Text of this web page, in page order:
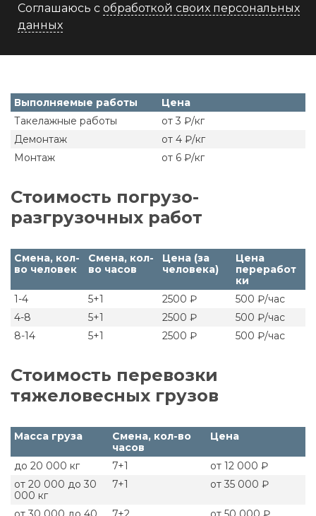
Соглашаюсь с обработкой своих персональных
данных
Выполняемые работы
Цена
Такелажные работы
от 3 ₽/кг
Демонтаж
от 4 ₽/кг
Монтаж
от 6 ₽/кг
Стоимость погрузо-
разгрузочных работ
Смена, кол-
во человек
Смена, кол-
во часов
Цена (за
человека)
Цена
переработ
ки
1-4
5+1 2500 ₽
500 ₽/час
4-8
5+1 2500 ₽
500 ₽/час
8-14
5+1 2500 ₽ 500 ₽/час
Стоимость перевозки
тяжеловесных грузов
Масса груза
Смена, кол-во
часов
Цена
до 20 000 кг 7+1
от 12 000 ₽
от 20 000 до 30
000 кг
7+1 от 35 000 ₽